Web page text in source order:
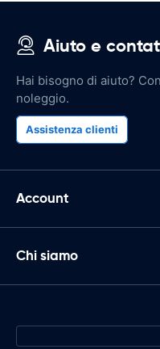
Aiuto e
Hai bisogno di aiuto?
noleggio.
Assistenza clienti
Account
Chi siamo